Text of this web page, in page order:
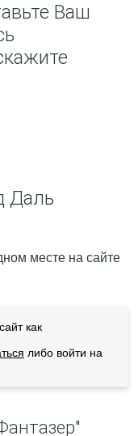
Ваш
Даль
месте на сайте
как
либо войти на